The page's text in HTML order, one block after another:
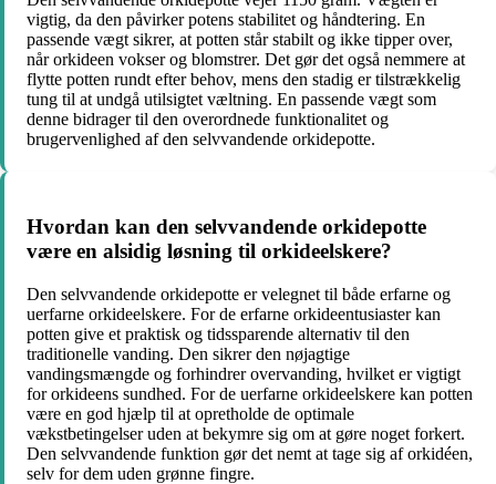
vigtig, da den påvirker potens stabilitet og håndtering. En
passende vægt sikrer, at potten står stabilt og ikke tipper over,
når orkideen vokser og blomstrer. Det gør det også nemmere at
flytte potten rundt efter behov, mens den stadig er tilstrækkelig
tung til at undgå utilsigtet væltning. En passende vægt som
denne bidrager til den overordnede funktionalitet og
brugervenlighed af den selvvandende orkidepotte.
Hvordan kan den selvvandende orkidepotte
være en alsidig løsning til orkideelskere?
Den selvvandende orkidepotte er velegnet til både erfarne og
uerfarne orkideelskere. For de erfarne orkideentusiaster kan
potten give et praktisk og tidssparende alternativ til den
traditionelle vanding. Den sikrer den nøjagtige
vandingsmængde og forhindrer overvanding, hvilket er vigtigt
for orkideens sundhed. For de uerfarne orkideelskere kan potten
være en god hjælp til at opretholde de optimale
vækstbetingelser uden at bekymre sig om at gøre noget forkert.
Den selvvandende funktion gør det nemt at tage sig af orkidéen,
selv for dem uden grønne fingre.